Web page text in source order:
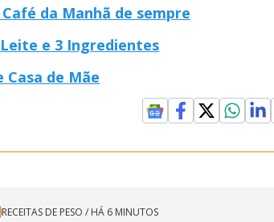
da Manhã de sempre
e 3 Ingredientes
Casa de Mãe
RECEITAS DE PESO / HÁ 6 MINUTOS